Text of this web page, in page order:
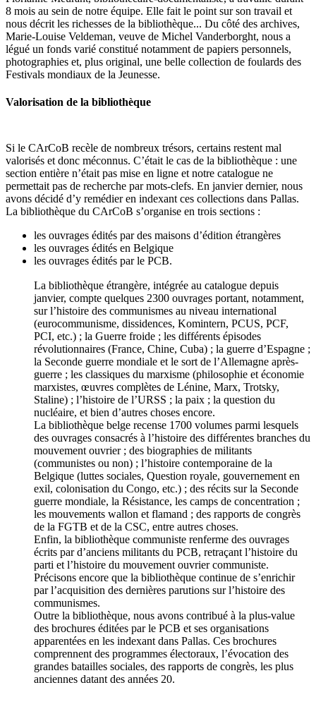
8 mois au sein de notre équipe. Elle fait le point sur son travail et
nous décrit les richesses de la bibliothèque... Du côté des archives,
Marie-Louise Veldeman, veuve de Michel Vanderborght, nous a
légué un fonds varié constitué notamment de papiers personnels,
photographies et, plus original, une belle collection de foulards des
Festivals mondiaux de la Jeunesse.
Valorisation de la bibliothèque
Si le CArCoB recèle de nombreux trésors, certains restent mal
valorisés et donc méconnus. C’était le cas de la bibliothèque : une
section entière n’était pas mise en ligne et notre catalogue ne
permettait pas de recherche par mots-clefs. En janvier dernier, nous
avons décidé d’y remédier en indexant ces collections dans Pallas.
La bibliothèque du CArCoB s’organise en trois sections :
les ouvrages édités par des maisons d’édition étrangères
les ouvrages édités en Belgique
les ouvrages édités par le PCB.
La bibliothèque étrangère, intégrée au catalogue depuis
janvier, compte quelques 2300 ouvrages portant, notamment,
sur l’histoire des communismes au niveau international
(eurocommunisme, dissidences, Komintern, PCUS, PCF,
PCI, etc.) ; la Guerre froide ; les différents épisodes
révolutionnaires (France, Chine, Cuba) ; la guerre d’Espagne ;
la Seconde guerre mondiale et le sort de l’Allemagne après-
guerre ; les classiques du marxisme (philosophie et économie
marxistes, œuvres complètes de Lénine, Marx, Trotsky,
Staline) ; l’histoire de l’URSS ; la paix ; la question du
nucléaire, et bien d’autres choses encore.
La bibliothèque belge recense 1700 volumes parmi lesquels
des ouvrages consacrés à l’histoire des différentes branches du
mouvement ouvrier ; des biographies de militants
(communistes ou non) ; l’histoire contemporaine de la
Belgique (luttes sociales, Question royale, gouvernement en
exil, colonisation du Congo, etc.) ; des récits sur la Seconde
guerre mondiale, la Résistance, les camps de concentration ;
les mouvements wallon et flamand ; des rapports de congrès
de la FGTB et de la CSC, entre autres choses.
Enfin, la bibliothèque communiste renferme des ouvrages
écrits par d’anciens militants du PCB, retraçant l’histoire du
parti et l’histoire du mouvement ouvrier communiste.
Précisons encore que la bibliothèque continue de s’enrichir
par l’acquisition des dernières parutions sur l’histoire des
communismes.
Outre la bibliothèque, nous avons contribué à la plus-value
des brochures éditées par le PCB et ses organisations
apparentées en les indexant dans Pallas. Ces brochures
comprennent des programmes électoraux, l’évocation des
grandes batailles sociales, des rapports de congrès, les plus
anciennes datant des années 20.